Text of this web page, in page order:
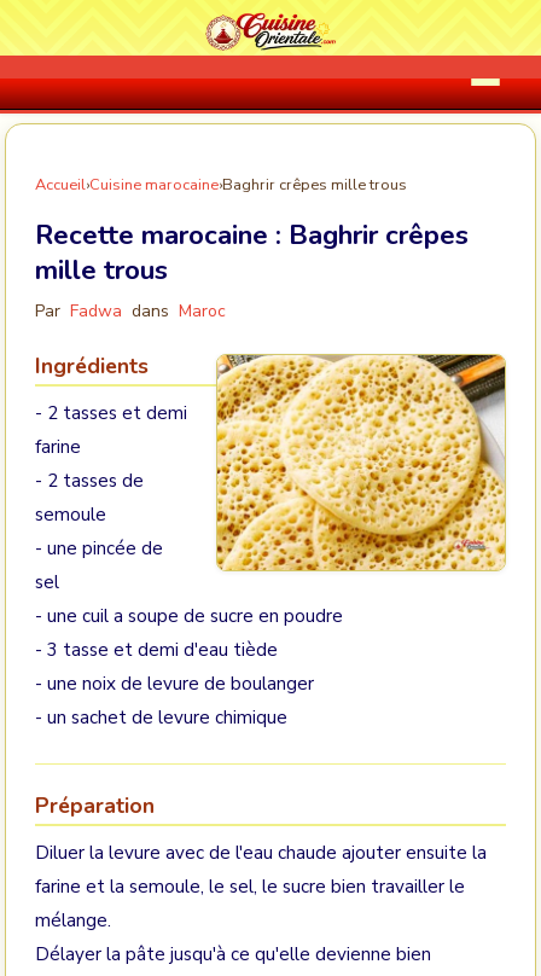
Accueil›Cuisine marocaine›Baghrir crêpes mille trous
Recette marocaine : Baghrir crêpes
mille trous
Par Fadwa dans Maroc
Ingrédients
- 2 tasses et demi
farine
- 2 tasses de
semoule
- une pincée de
sel
- une cuil a soupe de sucre en poudre
- 3 tasse et demi d'eau tiède
- une noix de levure de boulanger
- un sachet de levure chimique
Préparation
Diluer la levure avec de l'eau chaude ajouter ensuite la
farine et la semoule, le sel, le sucre bien travailler le
mélange.
Délayer la pâte jusqu'à ce qu'elle devienne bien